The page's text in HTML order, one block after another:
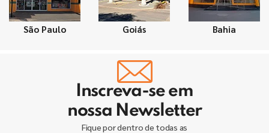
São Paulo Goiás Bahia
Inscreva-se em
nossa Newsletter
Fique por dentro de todas as